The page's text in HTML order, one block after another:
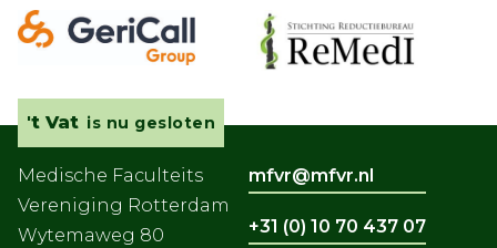
't Vat is nu gesloten
Medische Faculteits
Vereniging Rotterdam
Wytemaweg 80
mfvr@mfvr.nl
+31 (0) 10 70 437 07